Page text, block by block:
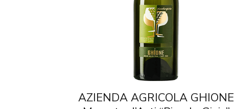
AZIENDA AGRICOLA GHIONE